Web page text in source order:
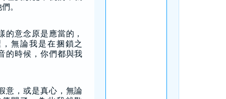
。
的意念原是應當的，
無論我是在捆鎖之
的時候，你們都與我
意，或是真心，無論